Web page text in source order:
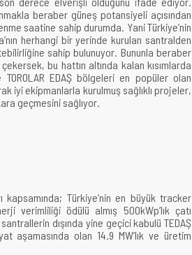
beraber güneş potansiyeli açısından
saatine sahip durumda. Yani Türkiye’nin
herhangi bir yerinde kurulan santralden
sahip bulunuyor. Bununla beraber
bu hattın altında kalan kısımlarda
TOROLAR EDAŞ bölgeleri en popüler olan
iyi ekipmanlarla kurulmuş sağlıklı projeler,
geçmesini sağlıyor.
Türkiye’nin en büyük tracker
verimliliği ödülü almış 500kWp’lık çatı
dışında yine geçici kabulü TEDAŞ
aşamasında olan 14.9 MW’lık ve üretim